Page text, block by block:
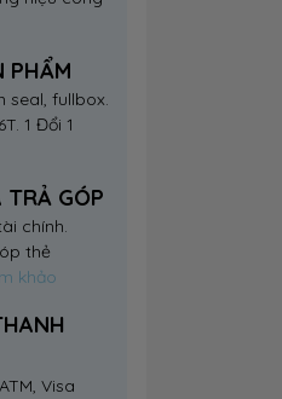
PHẨM
seal, fullbox.
1 Đổi 1
TRẢ GÓP
chính.
thẻ
khảo
Visa